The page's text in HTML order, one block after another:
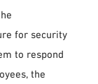
for security
to respond
the